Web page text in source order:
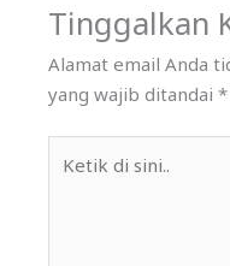
Tinggalkan
Alamat email Anda
yang wajib ditandai*